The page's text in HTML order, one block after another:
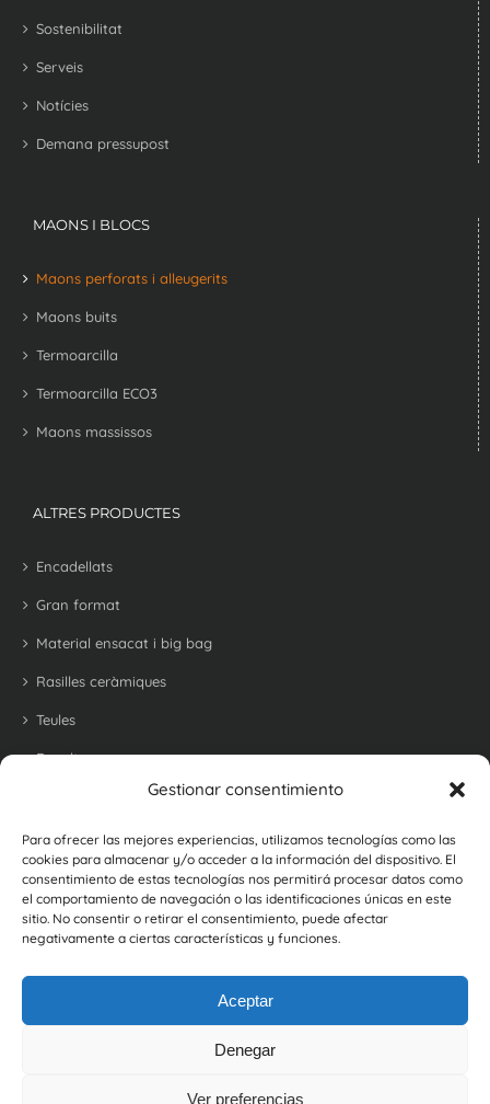
Gestionar consentimiento
Para ofrecer las mejores experiencias, utilizamos tecnologías como las
cookies para almacenar y/o acceder a la información del dispositivo. El
consentimiento de estas tecnologías nos permitirá procesar datos como
el comportamiento de navegación o las identificaciones únicas en este
sitio. No consentir o retirar el consentimiento, puede afectar
negativamente a ciertas características y funciones.
Aceptar
Denegar
Ver preferencias
Sostenibilitat
Serveis
Notícies
Demana pressupost
MAONS I BLOCS
Maons perforats i alleugerits
Maons buits
Termoarcilla
Termoarcilla ECO3
Maons massissos
ALTRES PRODUCTES
Encadellats
Gran format
Material ensacat i big bag
Rasilles ceràmiques
Teules
Revoltons
Maons refractari per a barbacoes i forns
Maons i rajoles rústiques
Botellers
Política de Privacitat